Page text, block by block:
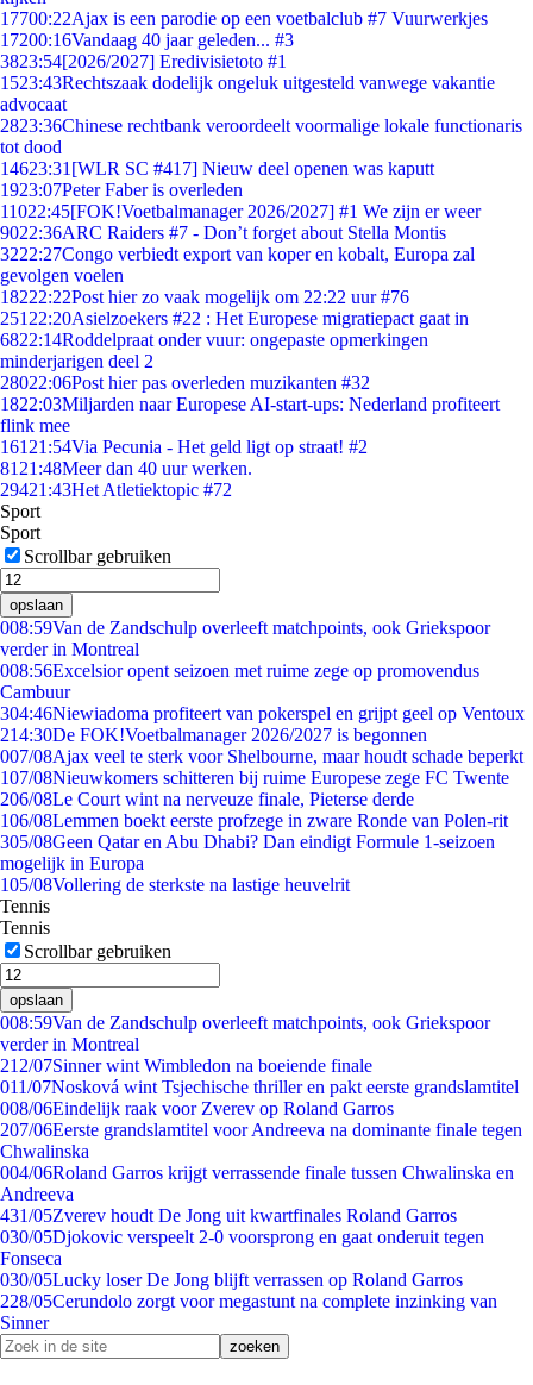
17700:22Ajax is een parodie op een voetbalclub #7 Vuurwerkjes
17200:16Vandaag 40 jaar geleden... #3
3823:54[2026/2027] Eredivisietoto #1
1523:43Rechtszaak dodelijk ongeluk uitgesteld vanwege vakantie
advocaat
2823:36Chinese rechtbank veroordeelt voormalige lokale functionaris
tot dood
14623:31 [WLR SC #417] Nieuw deel openen was kaputt
1923:07Peter Faber is overleden
11022:45[FOK!Voetbalmanager 2026/2027] #1 We zijn er weer
9022:36ARC Raiders #7 - Don’t forget about Stella Montis
3222:27Congo verbiedt export van koper en kobalt, Europa zal
gevolgen voelen
18222:22Post hier zo vaak mogelijk om 22:22 uur #76
251 22:20Asielzoekers #22 : Het Europese migratiepact gaat in
6822:14Roddelpraat onder vuur: ongepaste opmerkingen
minderjarigen deel 2
28022:06Post hier pas overleden muzikanten #32
1822:03Miljarden naar Europese AI-start-ups: Nederland profiteert
flink mee
161 21:54Via Pecunia - Het geld ligt op straat! #2
81 21:48Meer dan 40 uur werken.
29421:43Het Atletiektopic #72
Sport
Sport
Scrollbar gebruiken
opslaan
008:59Van de Zandschulp overleeft matchpoints, ook Griekspoor
verder in Montreal
008:56Excelsior opent seizoen met ruime zege op promovendus
Cambuur
304:46Niewiadoma profiteert van pokerspel en grijpt geel op Ventoux
214:30De FOK!Voetbalmanager 2026/2027 is begonnen
007/08Ajax veel te sterk voor Shelbourne, maar houdt schade beperkt
107/08Nieuwkomers schitteren bij ruime Europese zege FC Twente
206/08Le Court wint na nerveuze finale, Pieterse derde
106/08Lemmen boekt eerste profzege in zware Ronde van Polen-rit
305/08Geen Qatar en Abu Dhabi? Dan eindigt Formule 1-seizoen
mogelijk in Europa
105/08Vollering de sterkste na lastige heuvelrit
Tennis
Tennis
Scrollbar gebruiken
opslaan
008:59Van de Zandschulp overleeft matchpoints, ook Griekspoor
verder in Montreal
212/07Sinner wint Wimbledon na boeiende finale
011/07Nosková wint Tsjechische thriller en pakt eerste grandslamtitel
008/06Eindelijk raak voor Zverev op Roland Garros
207/06Eerste grandslamtitel voor Andreeva na dominante finale tegen
Chwalinska
004/06Roland Garros krijgt verrassende finale tussen Chwalinska en
Andreeva
431/05Zverev houdt De Jong uit kwartfinales Roland Garros
030/05Djokovic verspeelt 2-0 voorsprong en gaat onderuit tegen
Fonseca
030/05Lucky loser De Jong blijft verrassen op Roland Garros
228/05Cerundolo zorgt voor megastunt na complete inzinking van
Sinner